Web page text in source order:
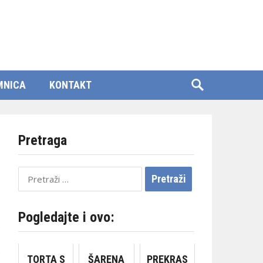
KONTAKT
Pretraga
Pretraži:
Pogledajte i ovo:
TORTA S
ŠARENA
PREKRAS